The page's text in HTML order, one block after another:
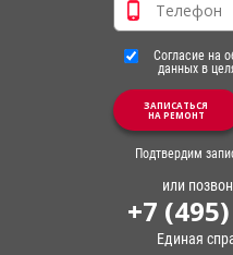
Согласие на
данных в
ЗАПИСАТЬСЯ
НА РЕМОНТ
Подтвердим
или
+7
Единая